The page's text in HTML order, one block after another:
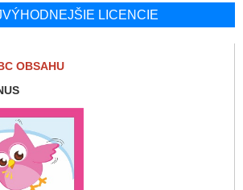
LICENCIE
OBSAHU